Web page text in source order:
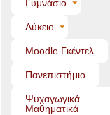
Γυμνάσιο
Λύκειο
Moo­dle Γκέντελ
Πανεπιστήμιο
Ψυχαγωγικά
Μαθηματικά